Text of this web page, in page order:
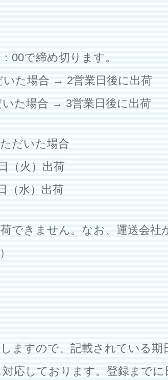
00で締め切ります。
た場合 → 2営業日後に出荷
た場合 → 3営業日後に出荷
だいた場合
（火）出荷
（水）出荷
できません。なお、運送会社
ますので、記載されている
応しております。登録まで